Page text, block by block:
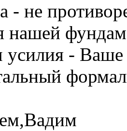
- не
нашей
усилия -